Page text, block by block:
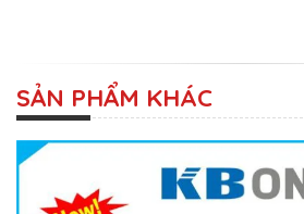
SẢN PHẨM KHÁC